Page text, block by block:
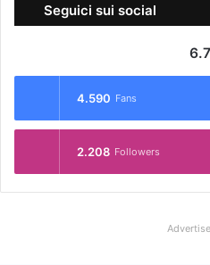
Seguici sui social
4.590 Fans
2.208 Followers